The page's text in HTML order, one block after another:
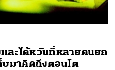
ละไต้หวันที่หลายคนยก
บมาคิดถึงตอนโต